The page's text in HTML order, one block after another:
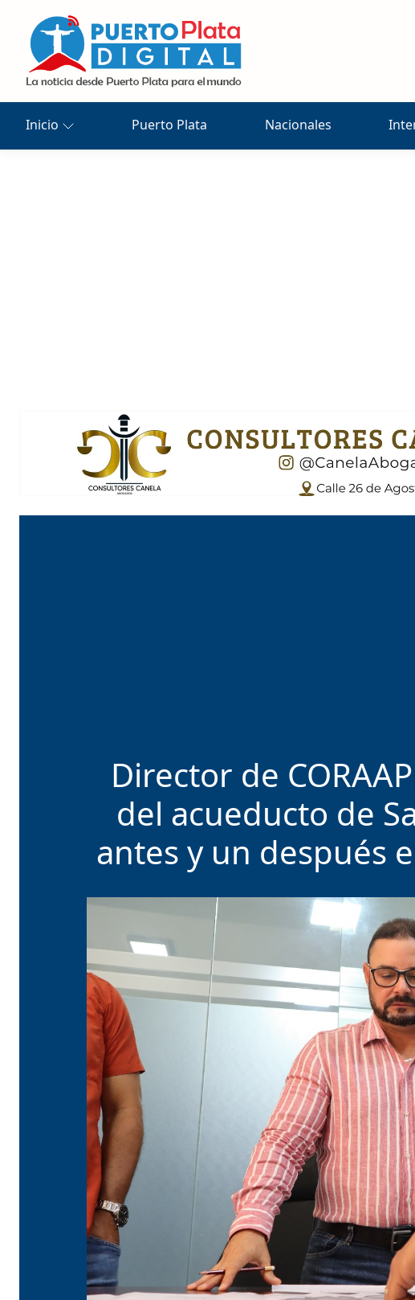
Inicio Puerto Plata Nacionales
Director de
del acueducto de
antes y un después